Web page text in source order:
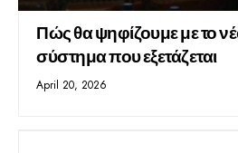
Πώς θα ψηφίζουμε με το
σύστημα που εξετάζεται
April 20, 2026